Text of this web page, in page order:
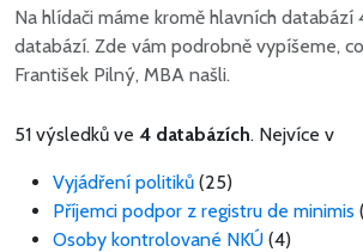
Na hlídači máme kromě hlavních databází
databází. Zde vám podrobně vypíšeme,
František Pilný, MBA našli.
51 výsledků ve 4 databázích. Nejvíce v
Vyjádření politiků (25)
Příjemci podpor z registru de minimis
Osoby kontrolované NKÚ (4)